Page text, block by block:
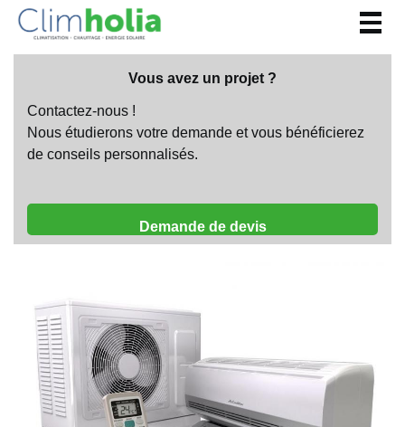
Vous avez un projet ?
Contactez-nous !
Nous étudierons votre demande et vous bénéficierez
de conseils personnalisés.
Demande de devis